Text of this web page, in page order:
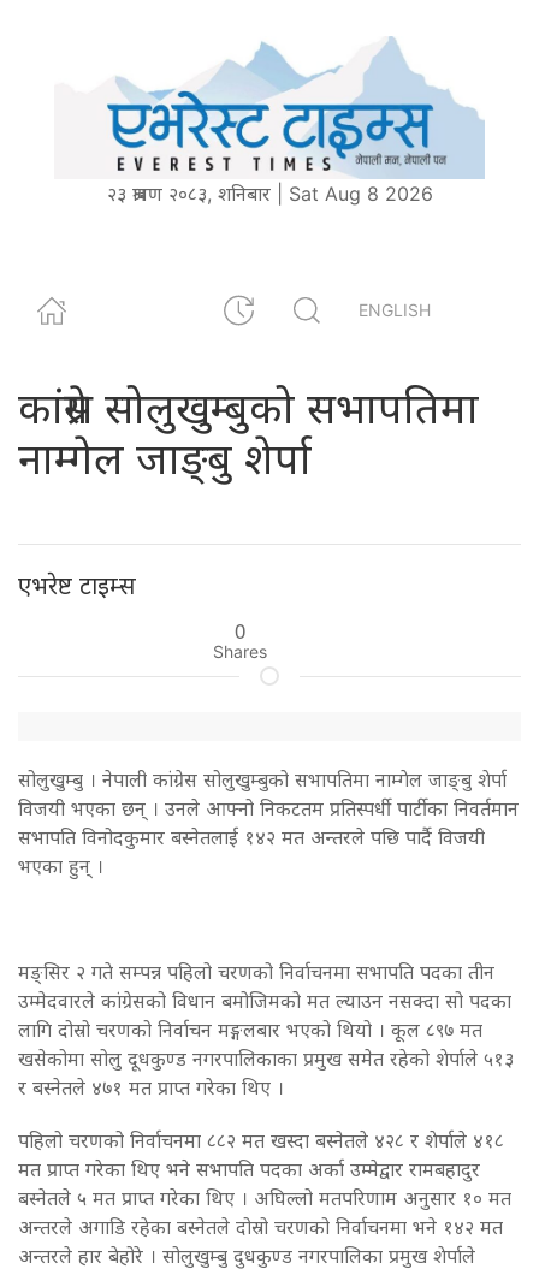
२३ श्रावण २०८३, शनिबार | Sat Aug 8 2026
ENGLISH
कांग्रेस सोलुखुम्बुको सभापतिमा
नाम्गेल जाङ्बु शेर्पा
एभरेष्ट टाइम्स
0
Shares
सोलुखुम्बु । नेपाली कांग्रेस सोलुखुम्बुको सभापतिमा नाम्गेल जाङ्बु शेर्पा
विजयी भएका छन् । उनले आफ्नो निकटतम प्रतिस्पर्धी पार्टीका निवर्तमान
सभापति विनोदकुमार बस्नेतलाई १४२ मत अन्तरले पछि पार्दै विजयी
भएका हुन् ।
मङ्सिर २ गते सम्पन्न पहिलो चरणको निर्वाचनमा सभापति पदका तीन
उम्मेदवारले कांग्रेसको विधान बमोजिमको मत ल्याउन नसक्दा सो पदका
लागि दोस्रो चरणको निर्वाचन मङ्गलबार भएको थियो । कूल ८९७ मत
खसेकोमा सोलु दूधकुण्ड नगरपालिकाका प्रमुख समेत रहेको शेर्पाले ५१३
र बस्नेतले ४७१ मत प्राप्त गरेका थिए ।
पहिलो चरणको निर्वाचनमा ८८२ मत खस्दा बस्नेतले ४२८ र शेर्पाले ४१८
मत प्राप्त गरेका थिए भने सभापति पदका अर्का उम्मेद्वार रामबहादुर
बस्नेतले ५ मत प्राप्त गरेका थिए । अघिल्लो मतपरिणाम अनुसार १० मत
अन्तरले अगाडि रहेका बस्नेतले दोस्रो चरणको निर्वाचनमा भने १४२ मत
अन्तरले हार बेहोरे । सोलुखुम्बु दुधकुण्ड नगरपालिका प्रमुख शेर्पाले